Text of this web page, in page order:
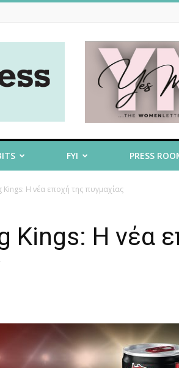
FYI PRESS
Kings: Η νέα εποχή της πυγμαχίας
Kings: Η νέα